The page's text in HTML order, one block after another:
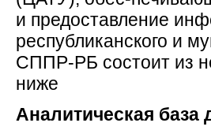
и предоставление
республиканского и
СППР-РБ состоит из
ниже
Аналитическая база